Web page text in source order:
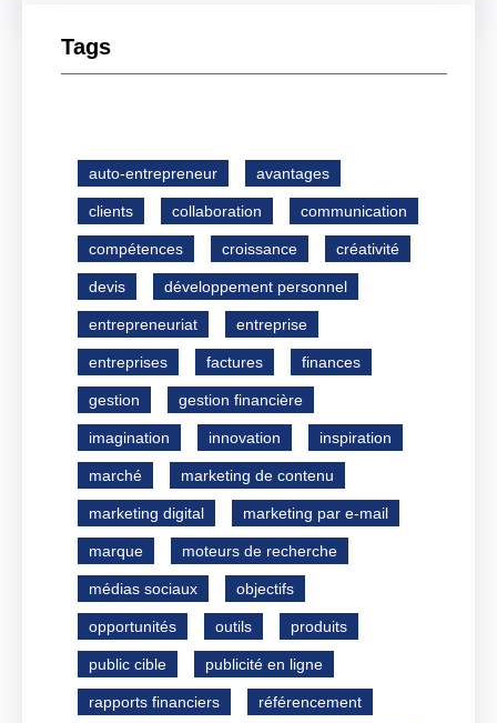
Tags
auto-entrepreneur avantages
clients collaboration communication
compétences croissance créativité
devis développement personnel
entrepreneuriat entreprise
entreprises factures finances
gestion gestion financière
imagination innovation inspiration
marché marketing de contenu
marketing digital marketing par e-mail
marque moteurs de recherche
médias sociaux objectifs
opportunités outils produits
public cible publicité en ligne
rapports financiers référencement